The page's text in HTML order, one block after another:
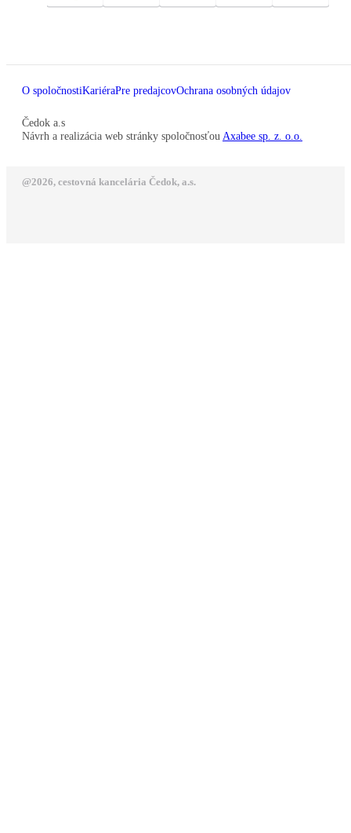
O spoločnostiKariéraPre predajcovOchrana osobných údajov
Čedok a.s
Návrh a realizácia web stránky spoločnosťou Axabee sp. z. o.o.
@2026, cestovná kancelária Čedok, a.s.